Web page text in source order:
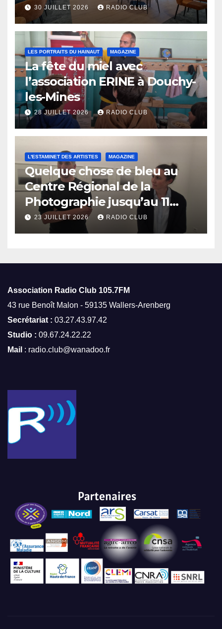
30 JUILLET 2026 RADIO CLUB
LES PORTRAITS DU HAINAUT MAGAZINE
La fête du miel avec
l’association ERINE à Douchy-
les-Mines
28 JUILLET 2026 RADIO CLUB
L'ESTAMINET DES ARTISTES MAGAZINE
Quelque chose de bleu au
Centre Régional de la
Photographie jusqu’au 11
octobre
23 JUILLET 2026 RADIO CLUB
Association Radio Club 105.7FM
43 rue Benoît Malon - 59135 Wallers-Arenberg
Secrétariat : 03.27.43.97.42
Studio : 09.67.24.22.22
Mail : radio.club@wanadoo.fr